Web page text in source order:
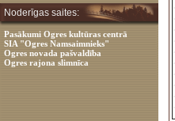
Noderīgas saites:
Pasākumi Ogres kultūras centrā
SIA "Ogres Namsaimnieks"
Ogres novada pašvaldība
Ogres rajona slimnīca